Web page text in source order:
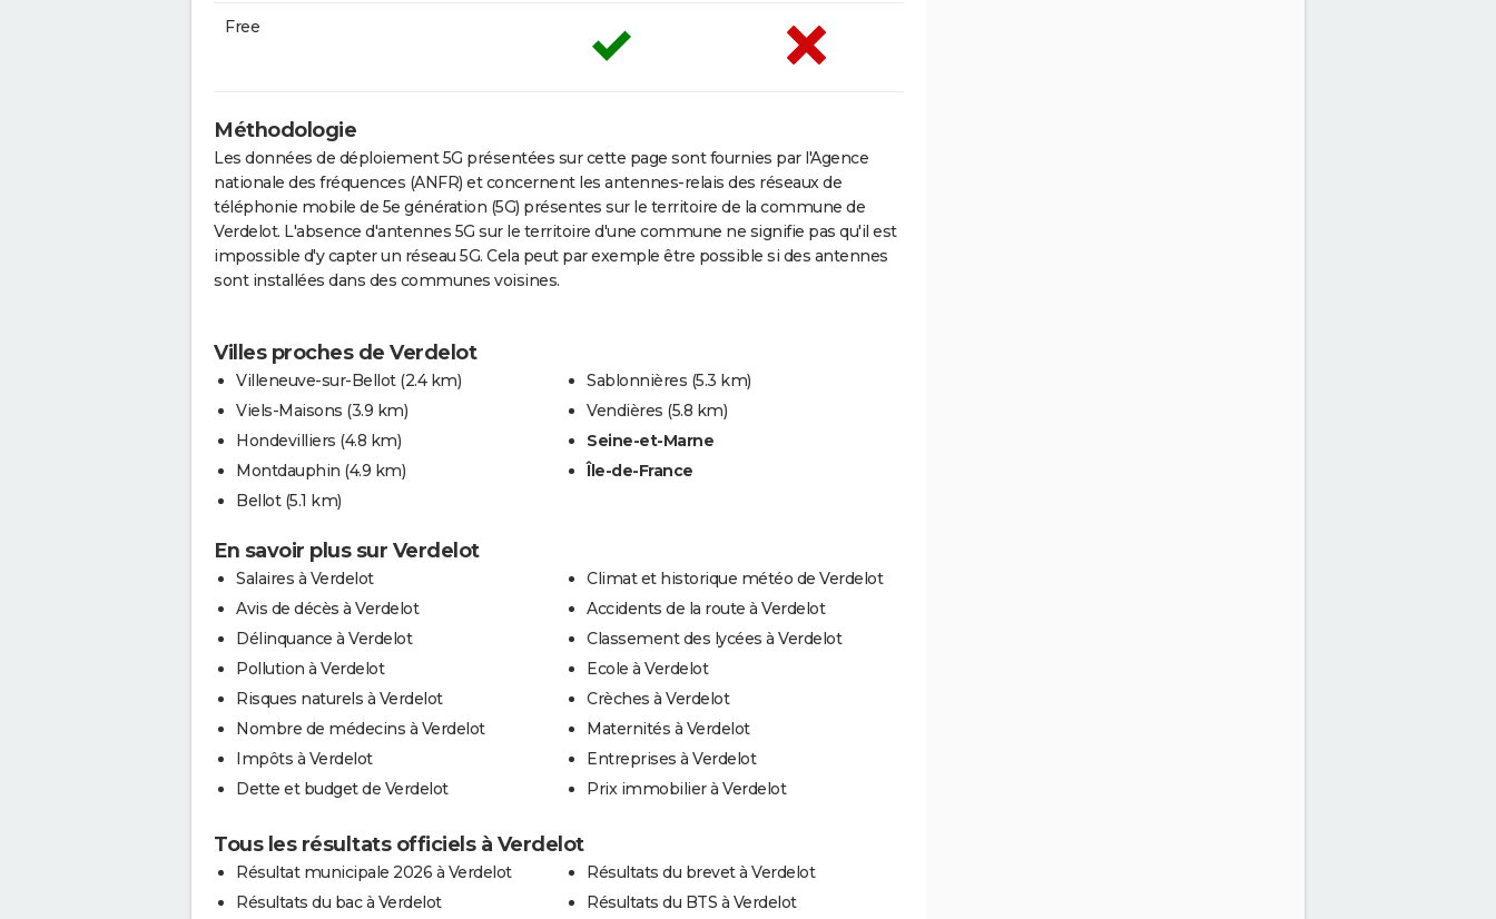
Free
Méthodologie
Les données de déploiement 5G présentées sur cette page sont fournies par l'Agence
nationale des fréquences (ANFR) et concernent les antennes-relais des réseaux de
téléphonie mobile de 5e génération (5G) présentes sur le territoire de la commune de
Verdelot. L'absence d'antennes 5G sur le territoire d'une commune ne signifie pas qu'il est
impossible d'y capter un réseau 5G. Cela peut par exemple être possible si des antennes
sont installées dans des communes voisines.
Villes proches de Verdelot
Villeneuve-sur-Bellot (2.4 km)
Viels-Maisons (3.9 km)
Hondevilliers (4.8 km)
Montdauphin (4.9 km)
Bellot (5.1 km)
Sablonnières (5.3 km)
Vendières (5.8 km)
Seine-et-Marne
Île-de-France
En savoir plus sur Verdelot
Salaires à Verdelot
Avis de décès à Verdelot
Délinquance à Verdelot
Pollution à Verdelot
Risques naturels à Verdelot
Nombre de médecins à Verdelot
Impôts à Verdelot
Dette et budget de Verdelot
Climat et historique météo de Verdelot
Accidents de la route à Verdelot
Classement des lycées à Verdelot
Ecole à Verdelot
Crèches à Verdelot
Maternités à Verdelot
Entreprises à Verdelot
Prix immobilier à Verdelot
Tous les résultats officiels à Verdelot
Résultat municipale 2026 à Verdelot
Résultats du bac à Verdelot
Résultats du brevet à Verdelot
Résultats du BTS à Verdelot